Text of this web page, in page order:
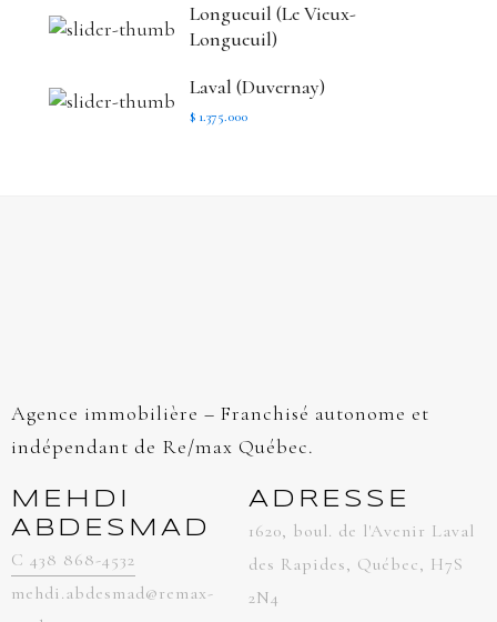
Longueuil (Le Vieux-
Longueuil)
Laval (Duvernay)
$ 1.375.000
Agence immobilière – Franchisé autonome et
indépendant de Re/max Québec.
MEHDI
ABDESMAD
C 438 868-4532
mehdi.abdesmad@remax-
ADRESSE
1620, boul. de l'Avenir Laval
des Rapides, Québec, H7S
2N4